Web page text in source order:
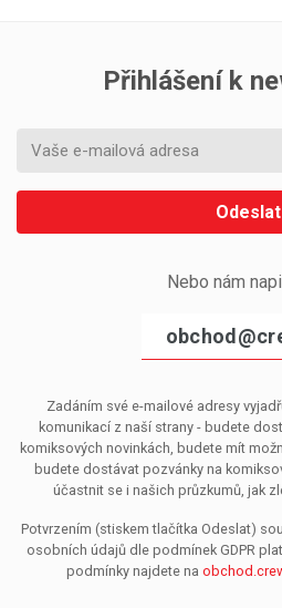
Přihlášení k
Odeslat
Nebo nám
Zadáním své e-mailové adresy
komunikací z naší strany - budete
komiksových novinkách, budete mít
budete dostávat pozvánky na
účastnit se i našich průzkumů, jak
Potvrzením (stiskem tlačítka Odeslat)
osobních údajů dle podmínek GDPR
podmínky najdete na